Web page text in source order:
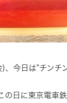
、今日は"チンチ
の日に東京電車